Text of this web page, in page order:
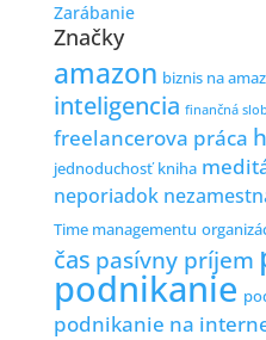
Zarábanie
Značky
amazon biznis na
inteligencia finančná
freelancerova práca
jednoduchosť kniha
neporiadok
Time managementu
čas pasívny príjem
podnikanie
podnikanie na